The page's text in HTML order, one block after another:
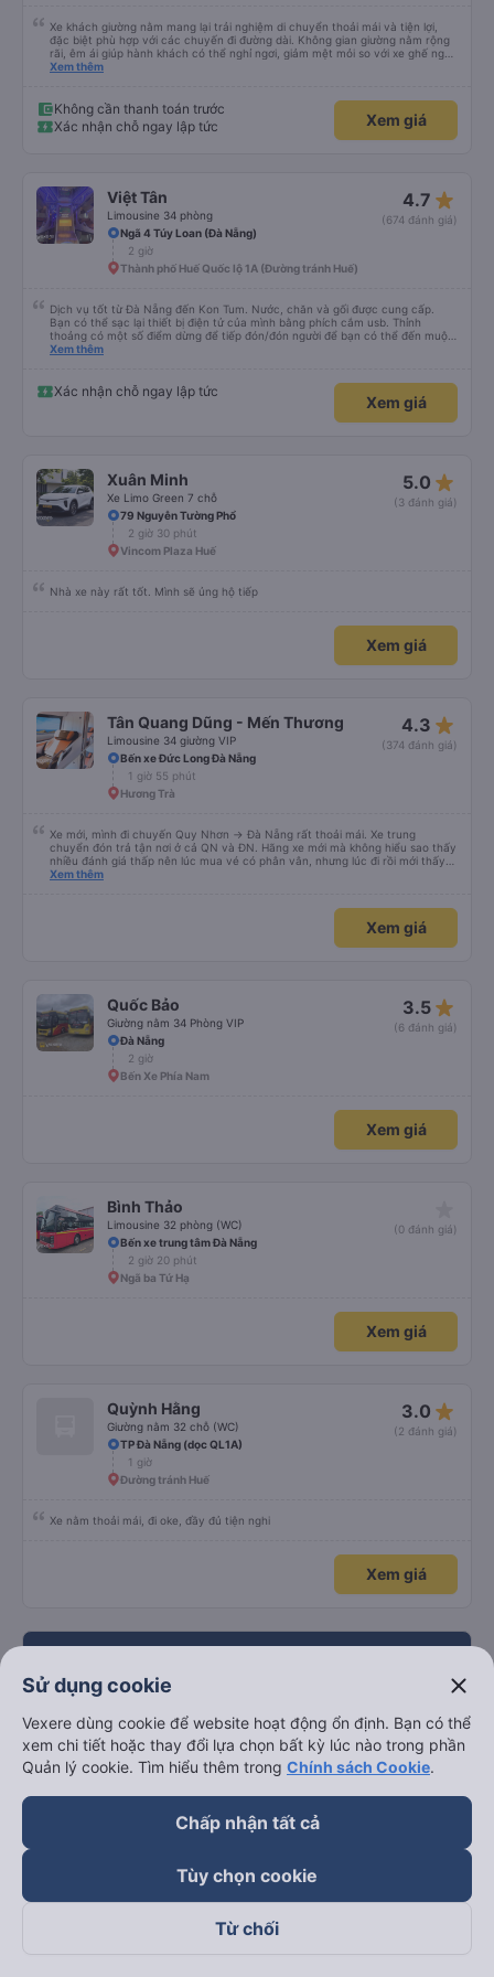
Xe khách giường nằm mang lại trải nghiệm di chuyển thoải mái và tiện lợi,
đặc biệt phù hợp với các chuyến đi đường dài. Không gian giường nằm rộng
rãi, êm ái giúp hành khách có thể nghỉ ngơi, giảm mệt mỏi so với xe ghế ngồi
thông thường. Hệ thống điều hòa hoạt động ổn định, xe vận hành êm, ít rung
ngũ tài xế và phụ xe phục vụ nhiệt tình, lịch sự, lái xe cẩn thận, đảm bảo an
toàn cho hành khách. Xe xuất bến đúng giờ, dừng nghỉ hợp lý, thuận tiện cho
việc ăn uống và vệ sinh. Với giá vé hợp lý, chất lượng phục vụ tốt, xe khách
Xem thêm
Không cần thanh toán trước
Xác nhận chỗ ngay lập tức
Xem giá
Việt Tân
Limousine 34 phòng
4.7 star_rate
(674 đánh giá)
Ngã 4 Túy Loan (Đà Nẵng)
2 giờ
Thành phố Huế Quốc lộ 1A (Đường tránh Huế)
Dịch vụ tốt từ Đà Nẵng đến Kon Tum. Nước, chăn và gối được cung cấp.
Bạn có thể sạc lại thiết bị điện tử của mình bằng phích cắm usb. Thỉnh
thoảng có một số điểm dừng để tiếp đón/đón người để bạn có thể đến muộn
hơn một chút so với mô tả. (Lưu ý: chúng tôi hiểu và nói được một chút
Xem thêm
Xác nhận chỗ ngay lập tức
Xem giá
Xuân Minh
Xe Limo Green 7 chỗ
5.0 star_rate
(3 đánh giá)
79 Nguyễn Tường Phổ
2 giờ 30 phút
Vincom Plaza Huế
Nhà xe này rất tốt. Mình sẽ ủng hộ tiếp
Xem giá
Tân Quang Dũng - Mến Thương
Limousine 34 giường VIP
4.3 star_rate
(374 đánh giá)
Bến xe Đức Long Đà Nẵng
1 giờ 55 phút
Hương Trà
Xe mới, mình đi chuyến Quy Nhơn -> Đà Nẵng rất thoải mái. Xe trung
chuyển đón trả tận nơi ở cả QN và ĐN. Hãng xe mới mà không hiểu sao thấy
nhiều đánh giá thấp nên lúc mua vé có phân vân, nhưng lúc đi rồi mới thấy
tuyệt vời. Mọi nhân viên đều thân thiện, nhiệt tình. Nhắn tin cho anh phụ lái
hoà mạnh, sạch sẽ. Không hiểu sao nhiều đánh giá thấp? Mọi người ủng hộ
nhé, mình đi Quy Nhơn về Đà Nẵng mà cả xe có 7 khách, nhìn thương. Chúc
Xem thêm
Xem giá
Quốc Bảo
Giường nằm 34 Phòng VIP
3.5 star_rate
(6 đánh giá)
Đà Nẵng
2 giờ
Bến Xe Phía Nam
Xem giá
Bình Thảo
Limousine 32 phòng (WC)
(0 đánh giá)
Bến xe trung tâm Đà Nẵng
2 giờ 20 phút
Ngã ba Tứ Hạ
Xem giá
Quỳnh Hằng
Giường nằm 32 chỗ (WC)
3.0 star_rate
(2 đánh giá)
TP Đà Nẵng (dọc QL1A)
1 giờ
Đường tránh Huế
Xe nằm thoải mái, đi oke, đầy đủ tiện nghi
Xem giá
Đặt mua vé xe đi Thừa Thiên Huế từ Đà
Nẵng chất lượng cao và giá vé ưu đãi nhất:
Nẵng chất lượng cao, uy tín, giá rẻ nhất 08/2026
🚌 1. Xe Dũng Nhật khởi hành tại (Bến xe trung
Sử dụng cookie close
Vexere dùng cookie để website hoạt động ổn định. Bạn có thể
xem chi tiết hoặc thay đổi lựa chọn bất kỳ lúc nào trong phần
Quản lý cookie. Tìm hiểu thêm trong Chính sách Cookie.
Chấp nhận tất cả
Tùy chọn cookie
Từ chối